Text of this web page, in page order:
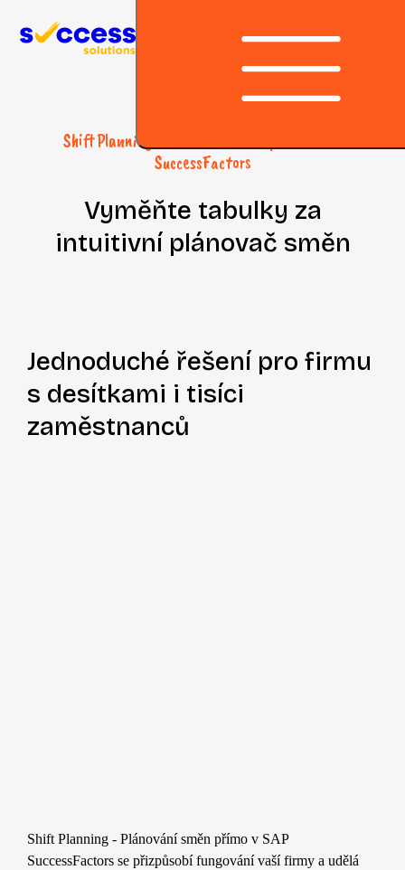
Shift Planning - Plánování směn přímo v SAP
SuccessFactors
Vyměňte tabulky za
intuitivní plánovač směn
Jednoduché řešení pro firmu
s desítkami i tisíci
zaměstnanců
Shift Planning - Plánování směn přímo v SAP
SuccessFactors se přizpůsobí fungování vaší firmy a udělá